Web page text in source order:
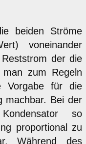
beiden Ströme
voneinander
der die
zum Regeln
Vorgabe für die
machbar. Bei der
so
proportional zu
Während des